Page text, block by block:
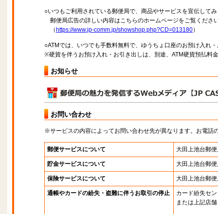
○いつもご利用されている郵便局で、商品やサービスを宣伝して
郵便局広告の詳しい内容はこちらのホームページをご覧くださ
（ https://www.jp-comm.jp/showshop.php?CD=013180）
○ATMでは、いつでも手数料無料で、ゆうちょ口座のお預け入れ
※硬貨を伴うお預け入れ・お引き出しは、別途、ATM硬貨預払料
お知らせ
お問い合わせ
※サービスの内容によってお問い合わせ先が異なります。お電話
郵便サービスについて 大田上池台郵
貯金サービスについて 大田上池台郵
保険サービスについて 大田上池台郵
通帳やカードの紛失・盗難に伴うお取引の停止
カード紛失セ
または上記店舗